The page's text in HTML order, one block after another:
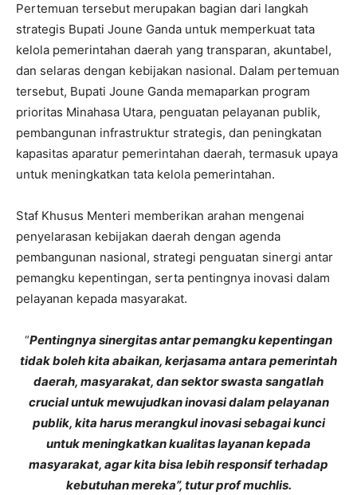
Pertemuan tersebut merupakan bagian dari langkah
strategis Bupati Joune Ganda untuk memperkuat tata
kelola pemerintahan daerah yang transparan, akuntabel,
dan selaras dengan kebijakan nasional. Dalam pertemuan
tersebut, Bupati Joune Ganda memaparkan program
prioritas Minahasa Utara, penguatan pelayanan publik,
pembangunan infrastruktur strategis, dan peningkatan
kapasitas aparatur pemerintahan daerah, termasuk upaya
untuk meningkatkan tata kelola pemerintahan.
Staf Khusus Menteri memberikan arahan mengenai
penyelarasan kebijakan daerah dengan agenda
pembangunan nasional, strategi penguatan sinergi antar
pemangku kepentingan, serta pentingnya inovasi dalam
pelayanan kepada masyarakat.
“Pentingnya sinergitas antar pemangku kepentingan
tidak boleh kita abaikan, kerjasama antara pemerintah
daerah, masyarakat, dan sektor swasta sangatlah
crucial untuk mewujudkan inovasi dalam pelayanan
publik, kita harus merangkul inovasi sebagai kunci
untuk meningkatkan kualitas layanan kepada
masyarakat, agar kita bisa lebih responsif terhadap
kebutuhan mereka”, tutur prof muchlis.